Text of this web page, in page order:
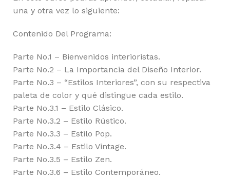
una y otra vez lo siguiente:
Contenido Del Programa:
Parte No.1 – Bienvenidos interioristas.
Parte No.2 – La Importancia del Diseño Interior.
Parte No.3 – “Estilos Interiores”, con su respectiva
paleta de color y qué distingue cada estilo.
Parte No.3.1 – Estilo Clásico.
Parte No.3.2 – Estilo Rústico.
Parte No.3.3 – Estilo Pop.
Parte No.3.4 – Estilo Vintage.
Parte No.3.5 – Estilo Zen.
Parte No.3.6 – Estilo Contemporáneo.